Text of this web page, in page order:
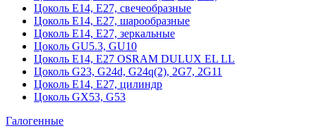
Цоколь Е14, Е27, свечеобразные
Цоколь Е14, Е27, шарообразные
Цоколь Е14, Е27, зеркальные
Цоколь GU5.3, GU10
Цоколь Е14, Е27 OSRAM DULUX EL LL
Цоколь G23, G24d, G24q(2), 2G7, 2G11
Цоколь Е14, Е27, цилиндр
Цоколь GX53, G53
Галогенные